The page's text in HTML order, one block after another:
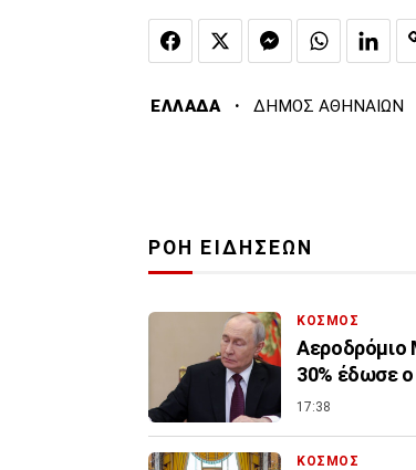
ΕΛΛΑΔΑ · ΔΗΜΟΣ ΑΘΗΝΑΙΩΝ
ΡΟΗ ΕΙΔΗΣΕΩΝ
ΚΟΣΜΟΣ
Αεροδρόμιο
30% έδωσε
17:38
ΚΟΣΜΟΣ